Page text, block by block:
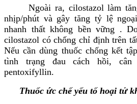
Ngoài ra, cilostazol làm
nhịp/phút và gây tăng tỷ lệ
nhanh thất không bền vững .
cilostazol có chống chỉ định trên
Nếu cần dùng thuốc chống kết
tình trạng đau cách hồi, cân
pentoxifyllin.
Thuốc ức chế yếu tố hoại tử